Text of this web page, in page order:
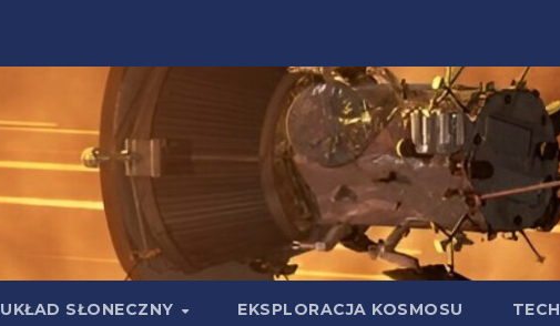
UKŁAD SŁONECZNY EKSPLORACJA KOSMOSU TECH